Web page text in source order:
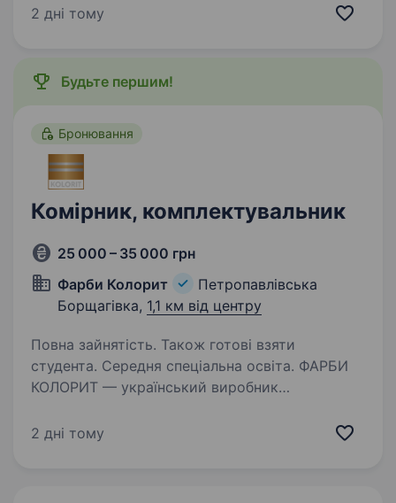
DeWalt, та ін., і є лідером з продажу
2 дні тому
Будьте першим!
Бронювання
Комірник, комплектувальник
25 000 – 35 000 грн
Фарби Колорит
Петропавлівська
Борщагівка, 1,1 км від центру
Повна зайнятість. Також готові взяти
студента. Середня спеціальна освіта. ФАРБИ
КОЛОРИТ — український виробник
з розвитком компанії запрошуємо до команди
2 дні тому